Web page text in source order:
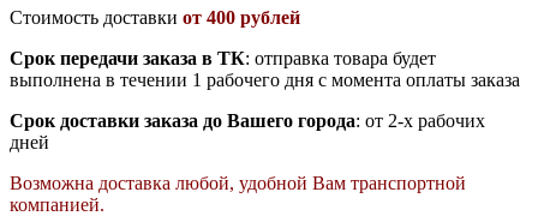
Стоимость доставки от 400 рублей
Срок передачи заказа в ТК: отправка товара будет
выполнена в течении 1 рабочего дня с момента оплаты заказа
Срок доставки заказа до Вашего города: от 2-х рабочих
дней
Возможна доставка любой, удобной Вам транспортной
компанией.